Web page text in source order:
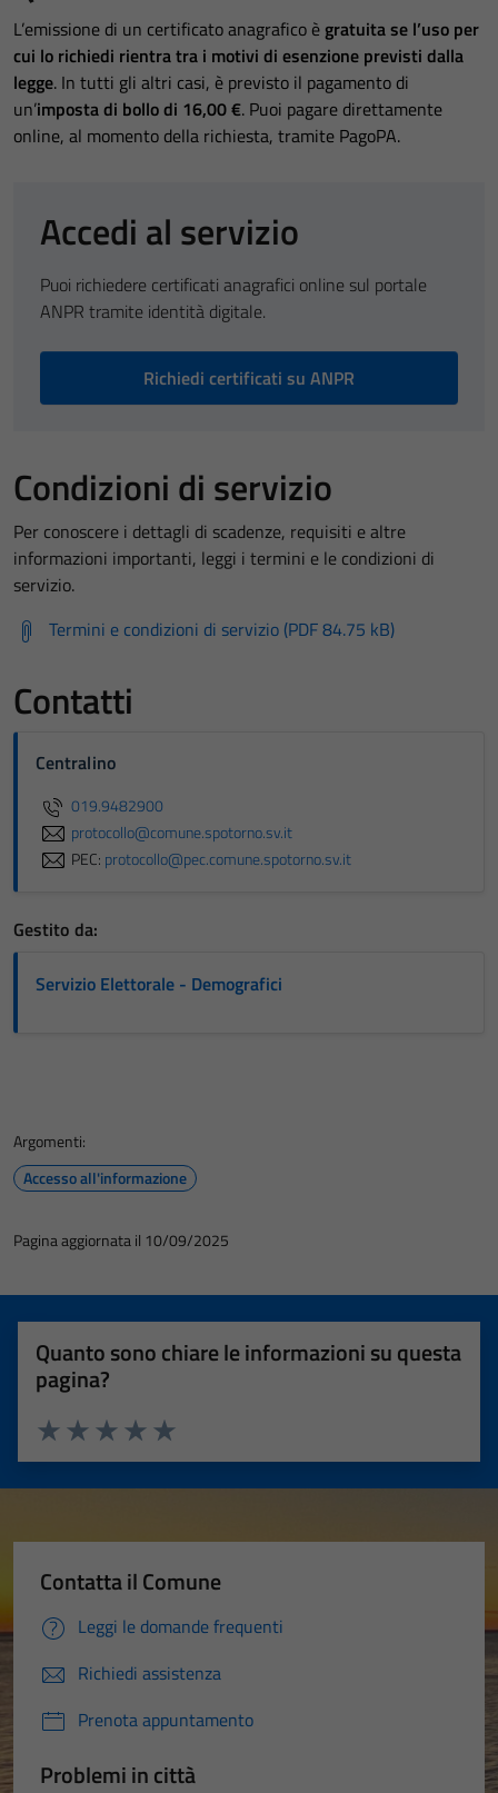
L’emissione di un certificato anagrafico è gratuita se l’uso per
cui lo richiedi rientra tra i motivi di esenzione previsti dalla
legge. In tutti gli altri casi, è previsto il pagamento di
un’imposta di bollo di 16,00 €. Puoi pagare direttamente
online, al momento della richiesta, tramite PagoPA.
Accedi al servizio
Puoi richiedere certificati anagrafici online sul portale
ANPR tramite identità digitale.
Richiedi certificati su ANPR
Condizioni di servizio
Per conoscere i dettagli di scadenze, requisiti e altre
informazioni importanti, leggi i termini e le condizioni di
servizio.
Termini e condizioni di servizio (PDF 84.75 kB)
Contatti
Centralino
019.9482900
protocollo@comune.spotorno.sv.it
PEC: protocollo@pec.comune.spotorno.sv.it
Gestito da:
Servizio Elettorale - Demografici
Argomenti:
Accesso all'informazione
Pagina aggiornata il 10/09/2025
Quanto sono chiare le informazioni su questa
pagina?
Valuta 5 stelle su 5
Valuta 4 stelle su 5
Valuta 3 stelle su 5
Valuta 2 stelle su 5
Valuta 1 stelle su 5
Contatta il Comune
Leggi le domande frequenti
Richiedi assistenza
Prenota appuntamento
Problemi in città